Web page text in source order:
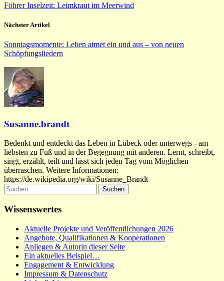
Föhrer Inselzeit: Leimkraut im Meerwind
Nächster Artikel
Sonntagsmomente: Leben atmet ein und aus – von neuen
Schöpfungsliedern
Susanne.brandt
Bedenkt und entdeckt das Leben in Lübeck oder unterwegs - am
liebsten zu Fuß und in der Begegnung mit anderen. Lernt, schreibt,
singt, erzählt, teilt und lässt sich jeden Tag vom Möglichen
überraschen. Weitere Informationen:
https://de.wikipedia.org/wiki/Susanne_Brandt
Suchen
nach:
Wissenswertes
Aktuelle Projekte und Veröffentlichungen 2026
Angebote, Qualifikationen & Kooperationen
Anliegen & Autorin dieser Seite
Ein aktuelles Beispiel…
Engagement & Entwicklung
Impressum & Datenschutz